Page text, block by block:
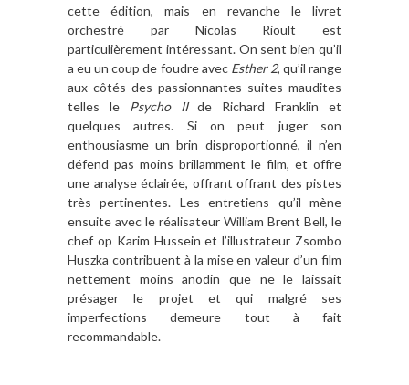
cette édition, mais en revanche le livret
orchestré par Nicolas Rioult est
particulièrement intéressant. On sent bien qu’il
a eu un coup de foudre avecEsther 2, qu’il range
aux côtés des passionnantes suites maudites
telles le Psycho IIde Richard Franklin et
quelques autres. Si on peut juger son
enthousiasme un brin disproportionné, il n’en
défend pas moins brillamment le film, et offre
une analyse éclairée, offrant offrant des pistes
très pertinentes. Les entretiens qu’il mène
ensuite avec le réalisateur William Brent Bell, le
chef op Karim Hussein et l’illustrateur Zsombo
Huszka contribuent à la mise en valeur d’un film
nettement moins anodin que ne le laissait
présager le projet et qui malgré ses
imperfections demeure tout à fait
recommandable.